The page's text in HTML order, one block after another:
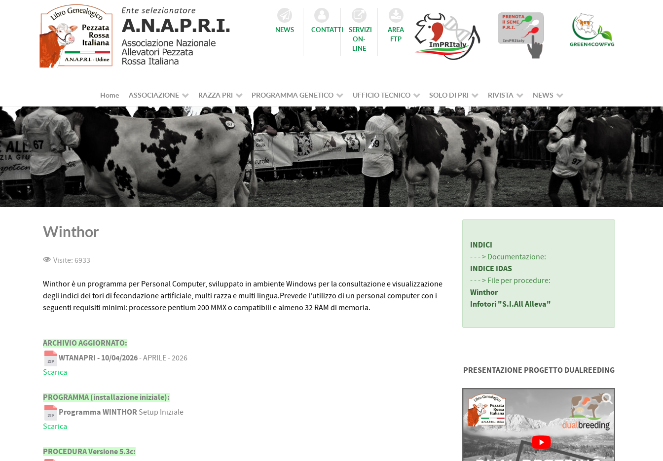
NEWS CONTATTI
SERVIZI
ON-
LINE
AREA
FTP
Home ASSOCIAZIONE RAZZA PRI PROGRAMMA GENETICO UFFICIO TECNICO SOLO DI PRI RIVISTA NEWS
Winthor
Visite: 6933
Winthor è un programma per Personal Computer, sviluppato in ambiente Windows per la consultazione e visualizzazione
degli indici dei tori di fecondazione artificiale, multi razza e multi lingua.Prevede l’utilizzo di un personal computer con i
seguenti requisiti minimi: processore pentium 200 MMX o compatibili e almeno 32 RAM di memoria.
ARCHIVIO AGGIORNATO:
WTANAPRI - 10/04/2026- APRILE - 2026
Scarica
PROGRAMMA (installazione iniziale):
Programma WINTHOR Setup Iniziale
Scarica
PROCEDURA Versione 5.3c:
INDICI
- - - > Documentazione:
INDICE IDAS
- - - > File per procedure:
Winthor
Infotori "S.I.All Alleva"
PRESENTAZIONE PROGETTO DUALREEDING